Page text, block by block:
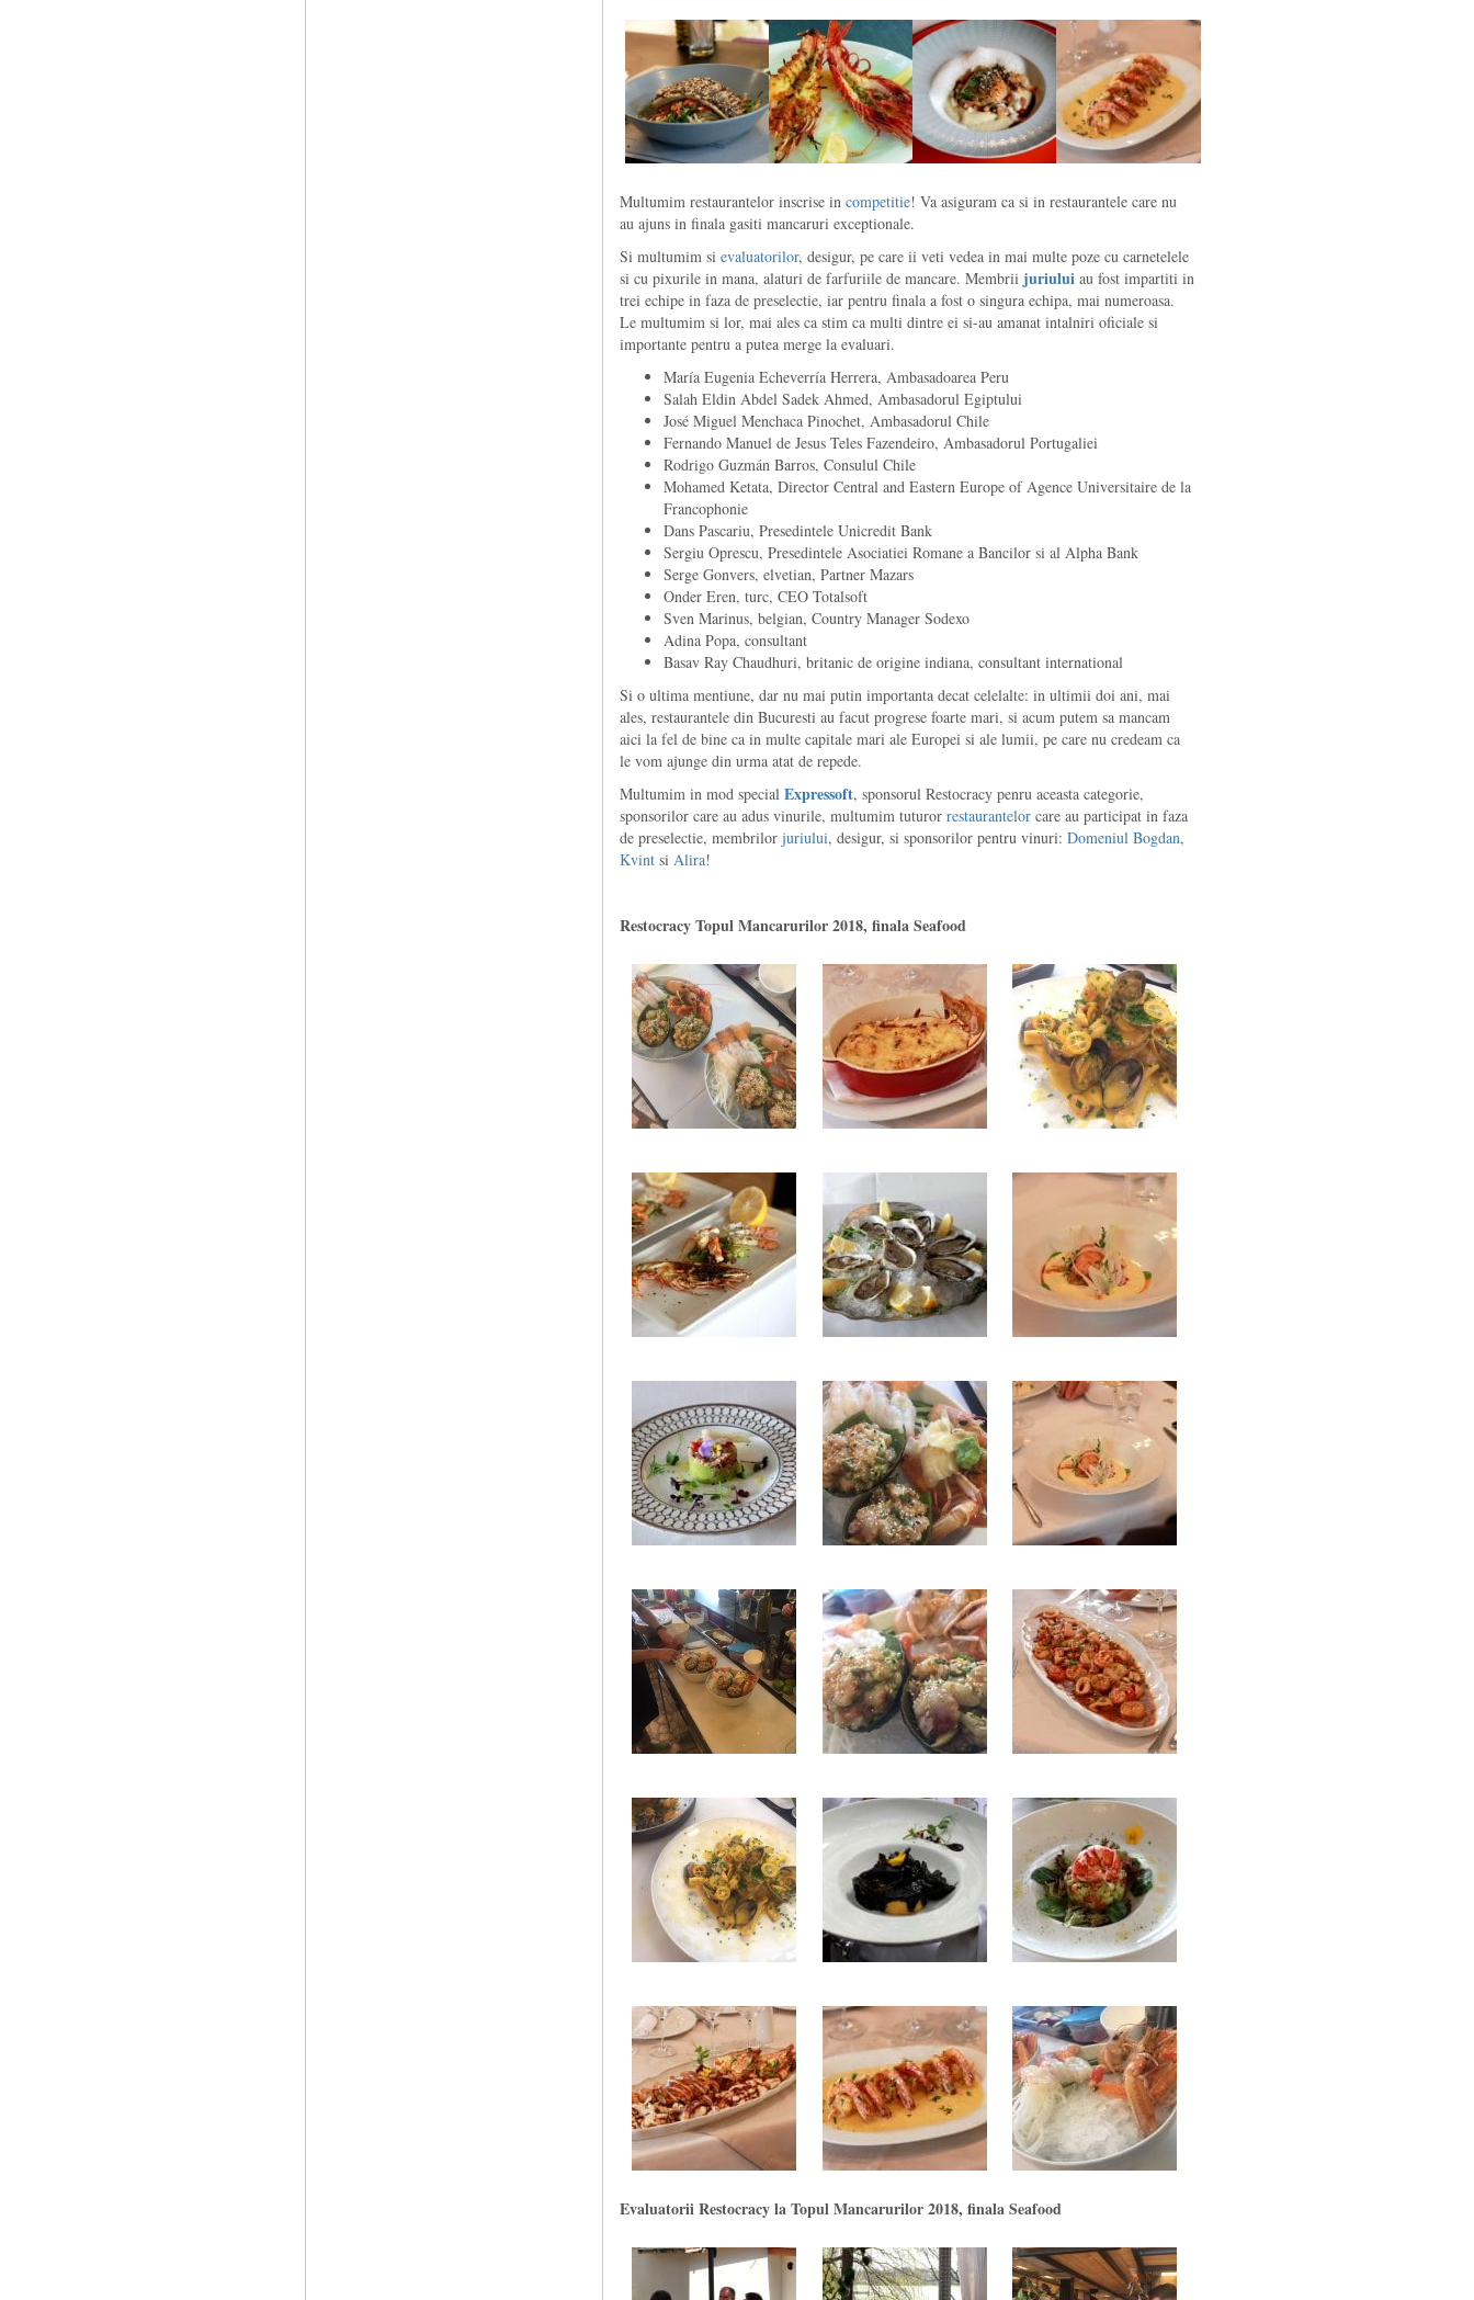
Multumim restaurantelor inscrise in competitie! Va asiguram ca si in restaurantele care nu
au ajuns in finala gasiti mancaruri exceptionale.
Si multumim si evaluatorilor, desigur, pe care ii veti vedea in mai multe poze cu carnetelele
si cu pixurile in mana, alaturi de farfuriile de mancare. Membrii juriuluiau fost impartiti in
trei echipe in faza de preselectie, iar pentru finala a fost o singura echipa, mai numeroasa.
Le multumim si lor, mai ales ca stim ca multi dintre ei si-au amanat intalniri oficiale si
importante pentru a putea merge la evaluari.
María Eugenia Echeverría Herrera, Ambasadoarea Peru
Salah Eldin Abdel Sadek Ahmed, Ambasadorul Egiptului
José Miguel Menchaca Pinochet, Ambasadorul Chile
Fernando Manuel de Jesus Teles Fazendeiro, Ambasadorul Portugaliei
Rodrigo Guzmán Barros, Consulul Chile
Mohamed Ketata, Director Central and Eastern Europe of Agence Universitaire de la
Francophonie
Dans Pascariu, Presedintele Unicredit Bank
Sergiu Oprescu, Presedintele Asociatiei Romane a Bancilor si al Alpha Bank
Serge Gonvers, elvetian, Partner Mazars
Onder Eren, turc, CEO Totalsoft
Sven Marinus, belgian, Country Manager Sodexo
Adina Popa, consultant
Basav Ray Chaudhuri, britanic de origine indiana, consultant international
Si o ultima mentiune, dar nu mai putin importanta decat celelalte: in ultimii doi ani, mai
ales, restaurantele din Bucuresti au facut progrese foarte mari, si acum putem sa mancam
aici la fel de bine ca in multe capitale mari ale Europei si ale lumii, pe care nu credeam ca
le vom ajunge din urma atat de repede.
Multumim in mod special Expressoft, sponsorul Restocracy penru aceasta categorie,
sponsorilor care au adus vinurile, multumim tuturor restaurantelorcare au participat in faza
de preselectie, membrilor juriului, desigur, si sponsorilor pentru vinuri: Domeniul Bogdan,
Kvintsi Alira!
Restocracy Topul Mancarurilor 2018, finala Seafood
Evaluatorii Restocracy la Topul Mancarurilor 2018, finala Seafood